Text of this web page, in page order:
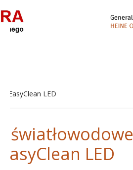
EasyClean LED
światłowodowe
LED